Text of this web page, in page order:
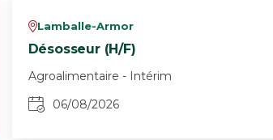
vLamballe-Armor
Désosseur (H/F)
Agroalimentaire - Intérim
06/08/2026